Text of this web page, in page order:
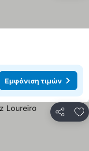
Εμφάνιση τιμών